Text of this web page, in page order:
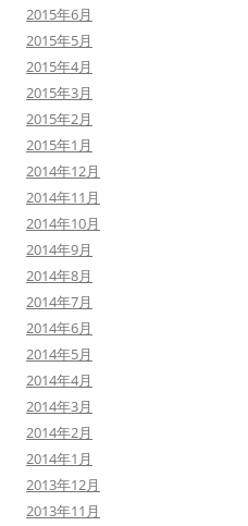
2015年6月
2015年5月
2015年4月
2015年3月
2015年2月
2015年1月
2014年12月
2014年11月
2014年10月
2014年9月
2014年8月
2014年7月
2014年6月
2014年5月
2014年4月
2014年3月
2014年2月
2014年1月
2013年12月
2013年11月